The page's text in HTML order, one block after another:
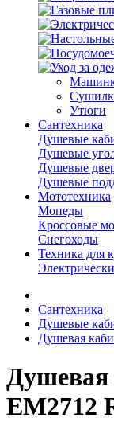
Утюги
Сантехника
Душевые
Душевые
Душевые
Душевые
Мототехника
Мопеды
Кроссовые
Снегоходы
Техника для
Сантехника
Душевые
Душевая
Душевая
EM2712